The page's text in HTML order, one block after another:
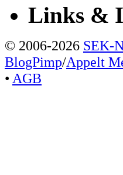
Links &
© 2006-2026 SEK-
BlogPimp/Appelt
• AGB